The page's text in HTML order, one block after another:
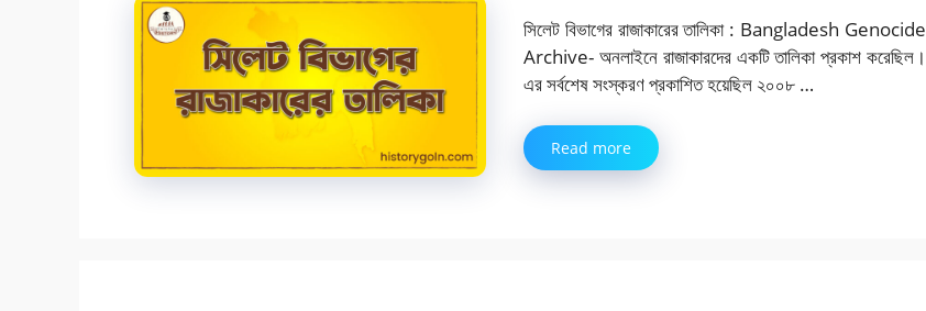
সিলেট বিভাগের রাজাকারের তালিকা : Bangladesh Genocide
Archive- অনলাইনে রাজাকারদের একটি তালিকা প্রকাশ করেছিল।
এর সর্বশেষ সংস্করণ প্রকাশিত হয়েছিল ২০০৮ …
Read more